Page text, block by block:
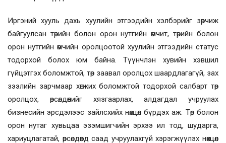
Иргэний хууль дахь хуулийн этгээдийн хэлбэрийг зөрчиж
байгуулсан төрийн болон орон нутгийн өмчит, төрийн болон
орон нутгийн өмчийн оролцоотой хуулийн этгээдийн статус
тодорхой болох юм байна. Түүнчлэн хувийн хэвшил
гүйцэтгэх боломжтой, төр заавал оролцох шаардлагагүй, зах
зээлийн зарчмаар хөгжих боломжтой тодорхой салбарт төр
оролцох, өрсөлдөөнийг хязгаарлах, алдагдал учруулах
бизнесийн эрсдэлээс зайлсхийх нөхцөл бүрдэх аж. Төр болон
орон нутаг хувьцаа эзэмшигчийн эрхээ ил тод, шударга,
хариуцлагатай, өрсөлдөөнд саад учруулахгүй хэрэгжүүлэх нөхцөл